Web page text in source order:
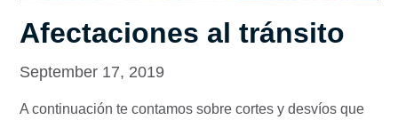
Afectaciones al tránsito
September 17, 2019
A continuación te contamos sobre cortes y desvíos que